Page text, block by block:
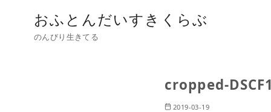
おふとんだいすきくらぶ
のんびり生きてる
cropped-
2019-03-19